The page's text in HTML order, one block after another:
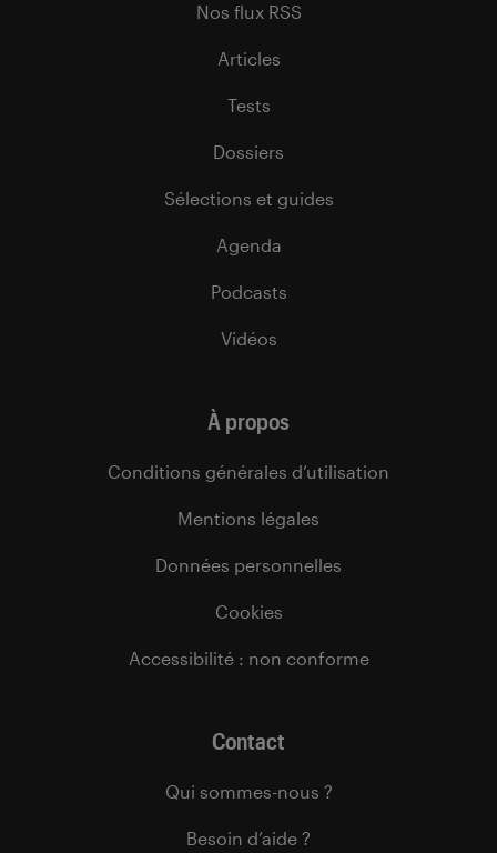
Nos flux RSS
Articles
Tests
Dossiers
Sélections et guides
Agenda
Podcasts
Vidéos
À propos
Conditions générales d’utilisation
Mentions légales
Données personnelles
Cookies
Accessibilité : non conforme
Contact
Qui sommes-nous ?
Besoin d’aide ?